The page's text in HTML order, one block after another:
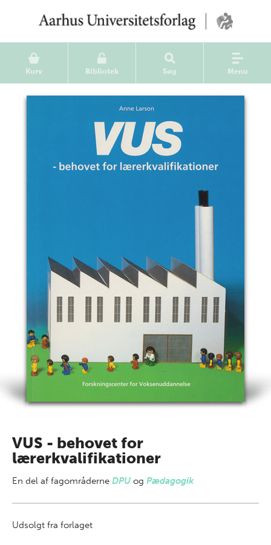
Kurv Bibliotek Søg Menu
VUS - behovet for
lærerkvalifikationer
En del af fagområderne DPU og Pædagogik
Udsolgt fra forlaget